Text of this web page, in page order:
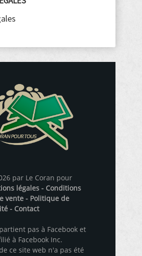
par Le Coran pour
légales - Conditions
vente - Politique de
- Contact
pas à Facebook et
à Facebook Inc.
ce site web n'a pas été